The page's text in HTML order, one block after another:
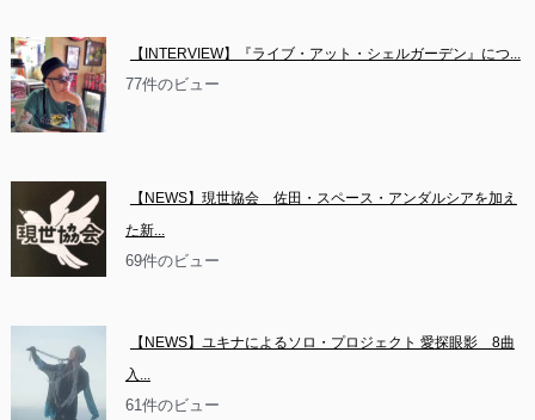
【INTERVIEW】『ライブ・アット・シェルガーデン』につ...
77件のビュー
【NEWS】現世協会　佐田・スペース・アンダルシアを加え
た新...
69件のビュー
【NEWS】ユキナによるソロ・プロジェクト 愛探眼影　8曲
入...
61件のビュー